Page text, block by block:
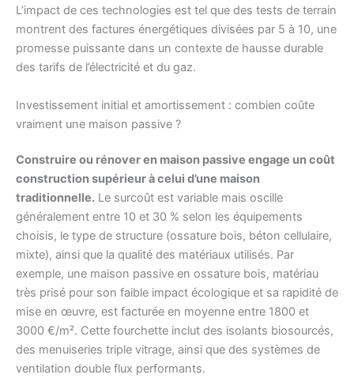
L’impact de ces technologies est tel que des tests de terrain
montrent des factures énergétiques divisées par 5 à 10, une
promesse puissante dans un contexte de hausse durable
des tarifs de l’électricité et du gaz.
Investissement initial et amortissement : combien coûte
vraiment une maison passive ?
Construire ou rénover en maison passive engage un coût
construction supérieur à celui d’une maison
traditionnelle. Le surcoût est variable mais oscille
généralement entre 10 et 30 % selon les équipements
choisis, le type de structure (ossature bois, béton cellulaire,
mixte), ainsi que la qualité des matériaux utilisés. Par
exemple, une maison passive en ossature bois, matériau
très prisé pour son faible impact écologique et sa rapidité de
mise en œuvre, est facturée en moyenne entre 1800 et
3000 €/m². Cette fourchette inclut des isolants biosourcés,
des menuiseries triple vitrage, ainsi que des systèmes de
ventilation double flux performants.